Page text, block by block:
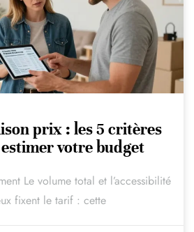
prix : les 5 critères
votre budget
Le volume total et l’accessibilité
fixent le tarif : cette